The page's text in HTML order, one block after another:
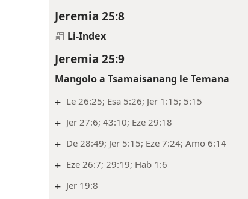
Jeremia 25:8
Li-Index
Jeremia 25:9
Mangolo a Tsamaisanang le Temana
+ Le 26:25; Esa 5:26; Jer 1:15; 5:15
+ Jer 27:6; 43:10; Eze 29:18
+ De 28:49; Jer 5:15; Eze 7:24; Amo 6:14
+ Eze 26:7; 29:19; Hab 1:6
+ Jer 19:8